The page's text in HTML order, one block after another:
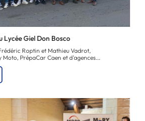
Lycée Giel Don Bosco
Roptin et Mathieu Vadrot,
Moto, PrépaCar Caen et d'agences...